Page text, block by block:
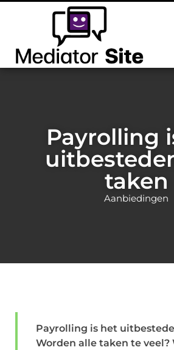
Payrolling
taken
Aanbiedingen
Payrolling is het
Worden alle taken te veel?